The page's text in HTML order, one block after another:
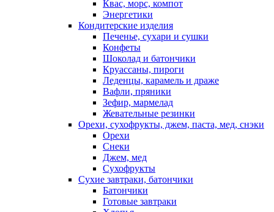
Квас, морс, компот
Энергетики
Кондитерские изделия
Печенье, сухари и сушки
Конфеты
Шоколад и батончики
Круассаны, пироги
Леденцы, карамель и драже
Вафли, пряники
Зефир, мармелад
Жевательные резинки
Орехи, сухофрукты, джем, паста, мед, снэки
Орехи
Снеки
Джем, мед
Сухофрукты
Сухие завтраки, батончики
Батончики
Готовые завтраки